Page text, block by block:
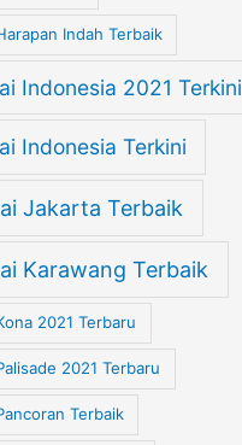
Indah Terbaik
Indonesia 2021 Terkini
Indonesia Terkini
Jakarta Terbaik
Karawang Terbaik
2021 Terbaru
2021 Terbaru
Terbaik